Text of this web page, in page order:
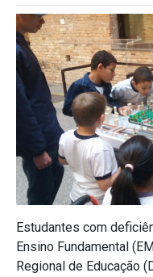
Estudantes com
Ensino Fundamental
Regional de Educação